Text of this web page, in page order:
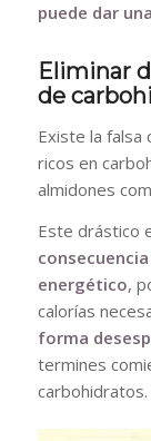
puede dar
Eliminar
de
Existe la falsa
ricos en
almidones
Este drástico
energético,
calorías
forma
termines
carbohidratos.